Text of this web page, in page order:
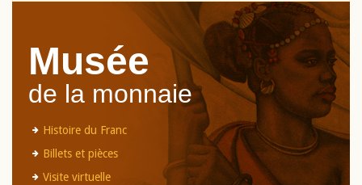
Musée
de la monnaie
Histoire du Franc
Billets et pièces
Visite virtuelle